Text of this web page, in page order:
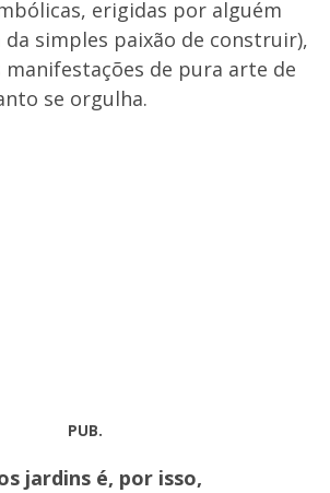
erigidas por alguém
simples paixão de construir),
de pura arte de
se orgulha.
PUB.
jardins é, por isso,